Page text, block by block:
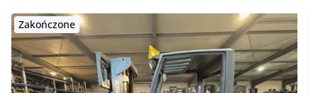
Zakończone